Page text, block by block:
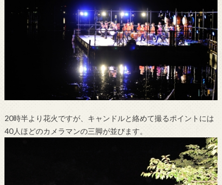
20時半より花火ですが、キャンドルと絡めて撮るポイントには
40人ほどのカメラマンの三脚が並びます。